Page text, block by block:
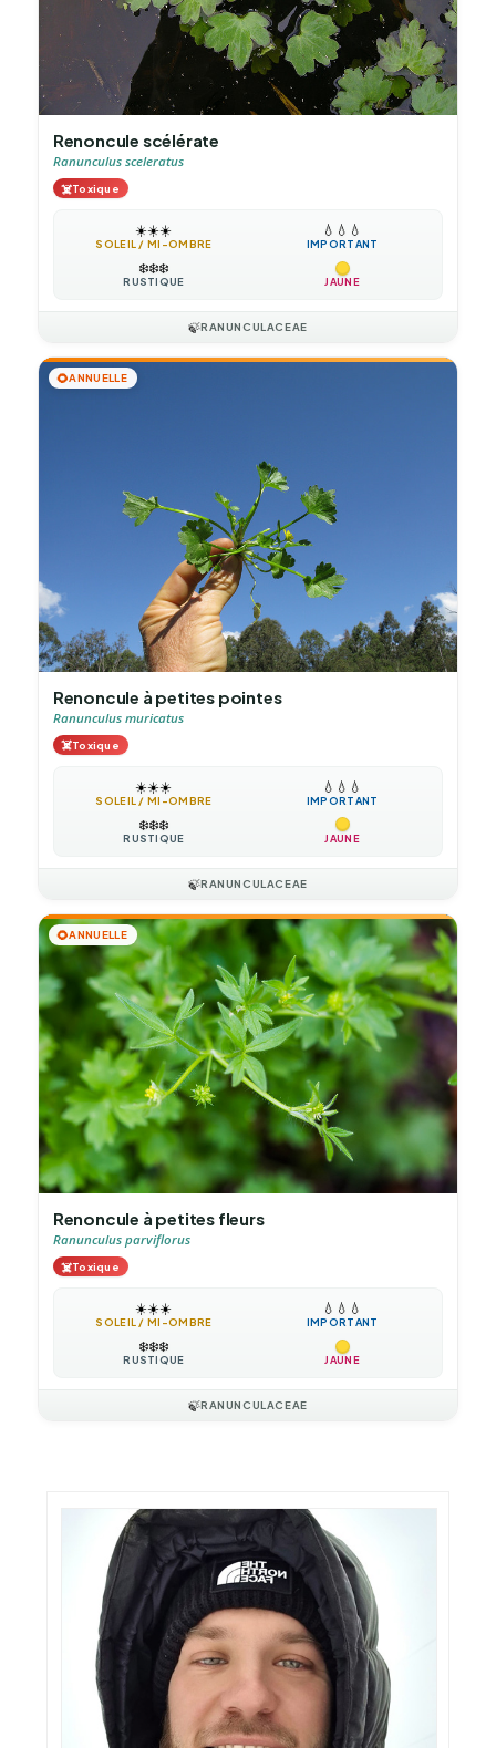
Renoncule scélérate
Ranunculus sceleratus
☠️Toxique
☀️☀️☀️
SOLEIL / MI-OMBRE
💧 💧 💧
IMPORTANT
❄️❄️❄️
RUSTIQUE JAUNE
🍃RANUNCULACEAE
🌻ANNUELLE
Renoncule à petites pointes
Ranunculus muricatus
☠️Toxique
☀️☀️☀️
SOLEIL / MI-OMBRE
💧 💧 💧
IMPORTANT
❄️❄️❄️
RUSTIQUE JAUNE
🍃RANUNCULACEAE
🌻ANNUELLE
Renoncule à petites fleurs
Ranunculus parviflorus
☠️Toxique
☀️☀️☀️
SOLEIL / MI-OMBRE
💧 💧 💧
IMPORTANT
❄️❄️❄️
RUSTIQUE JAUNE
🍃RANUNCULACEAE